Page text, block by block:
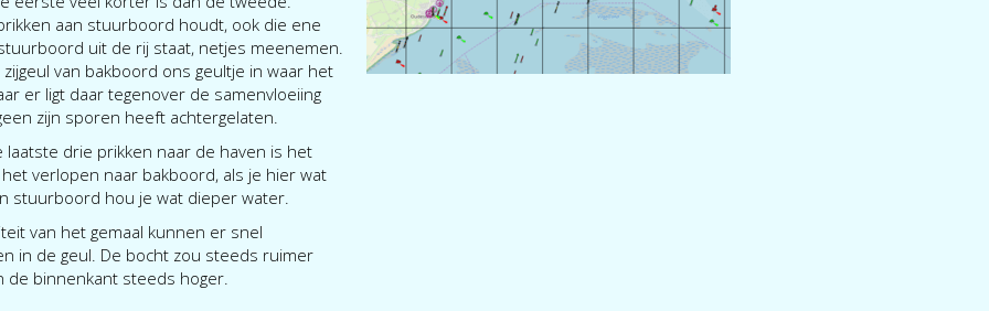
aan stuurboord houdt, ook die ene
uit de rij staat, netjes meenemen.
van bakboord ons geultje in waar het
er ligt daar tegenover de samenvloeiing
zijn sporen heeft achtergelaten.
laatste drie prikken naar de haven is het
verlopen naar bakboord, als je hier wat
stuurboord hou je wat dieper water.
van het gemaal kunnen er snel
in de geul. De bocht zou steeds ruimer
de binnenkant steeds hoger.